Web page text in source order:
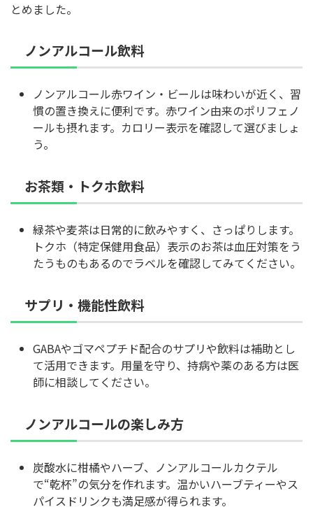
とめました。
ノンアルコール飲料
ノンアルコール赤ワイン・ビールは味わいが近く、習
慣の置き換えに便利です。赤ワイン由来のポリフェノ
ールも摂れます。カロリー表示を確認して選びましょ
う。
お茶類・トクホ飲料
緑茶や麦茶は日常的に飲みやすく、さっぱりします。
トクホ（特定保健用食品）表示のお茶は血圧対策をう
たうものもあるのでラベルを確認してみてください。
サプリ・機能性飲料
GABAやゴマペプチド配合のサプリや飲料は補助とし
て活用できます。用量を守り、持病や薬のある方は医
師に相談してください。
ノンアルコールの楽しみ方
炭酸水に柑橘やハーブ、ノンアルコールカクテル
で“乾杯”の気分を作れます。温かいハーブティーやス
パイスドリンクも満足感が得られます。